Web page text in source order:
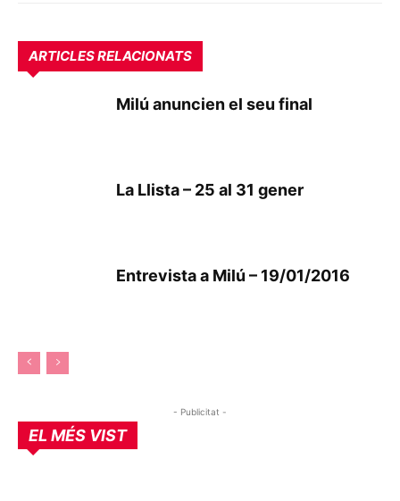
ARTICLES RELACIONATS
Milú anuncien el seu final
La Llista – 25 al 31 gener
Entrevista a Milú – 19/01/2016
- Publicitat -
EL MÉS VIST